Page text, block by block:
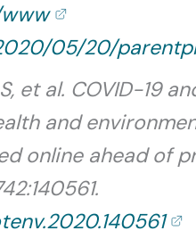
05/20/
et al. COVID-19
and
online ahead of